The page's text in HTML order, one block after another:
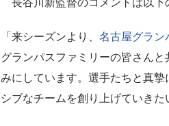
「来シーズンより、 名古屋グラン
グランパスファミリーの皆さん
みにしています。選手たちと真
シブなチームを創り上げていき